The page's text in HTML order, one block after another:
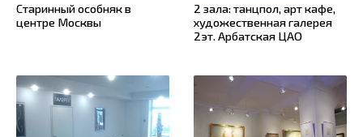
Старинный особняк в
центре Москвы
2 зала: танцпол, арт кафе,
художественная галерея
2эт. Арбатская ЦАО